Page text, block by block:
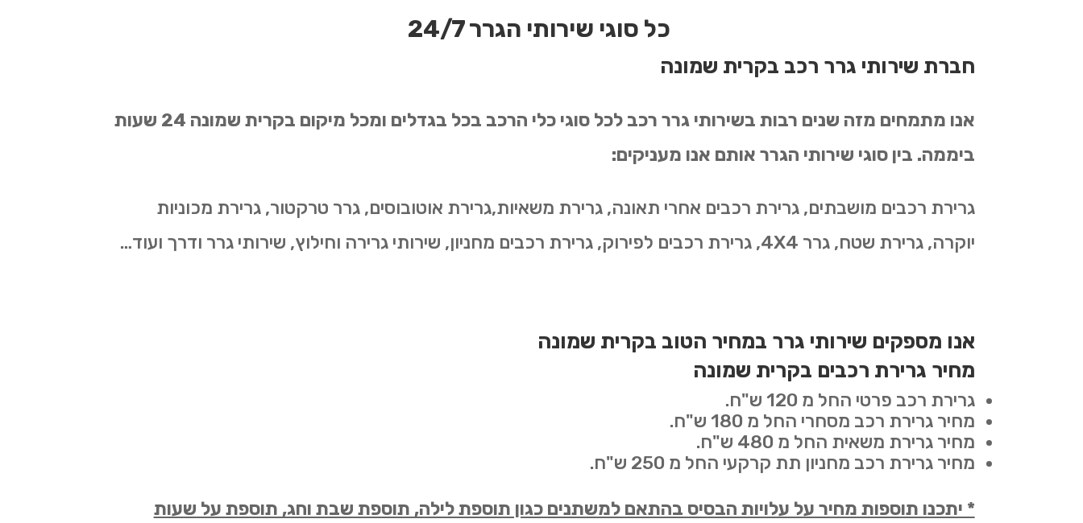
כל סוגי שירותי הגרר 24/7
חברת שירותי גרר רכב בקרית שמונה
אנו מתמחים מזה שנים רבות בשירותי גרר רכב לכל סוגי כלי הרכב בכל בגדלים ומכל מיקום בקרית שמונה 24 שעות
ביממה. בין סוגי שירותי הגרר אותם אנו מעניקים:
גרירת רכבים מושבתים, גרירת רכבים אחרי תאונה, גרירת משאיות,גרירת אוטובוסים, גרר טרקטור, גרירת מכוניות
יוקרה, גרירת שטח, גרר 4X4, גרירת רכבים לפירוק, גרירת רכבים מחניון, שירותי גרירה וחילוץ, שירותי גרר ודרך ועוד…
אנו מספקים שירותי גרר במחיר הטוב בקרית שמונה
מחיר גרירת רכבים בקרית שמונה
גרירת רכב פרטי החל מ 120 ש"ח.
מחיר גרירת רכב מסחרי החל מ 180 ש"ח.
מחיר גרירת משאית החל מ 480 ש"ח.
מחיר גרירת רכב מחניון תת קרקעי החל מ 250 ש"ח.
* יתכנו תוספות מחיר על עלויות הבסיס בהתאם למשתנים כגון תוספת לילה, תוספת שבת וחג, תוספת על שעות